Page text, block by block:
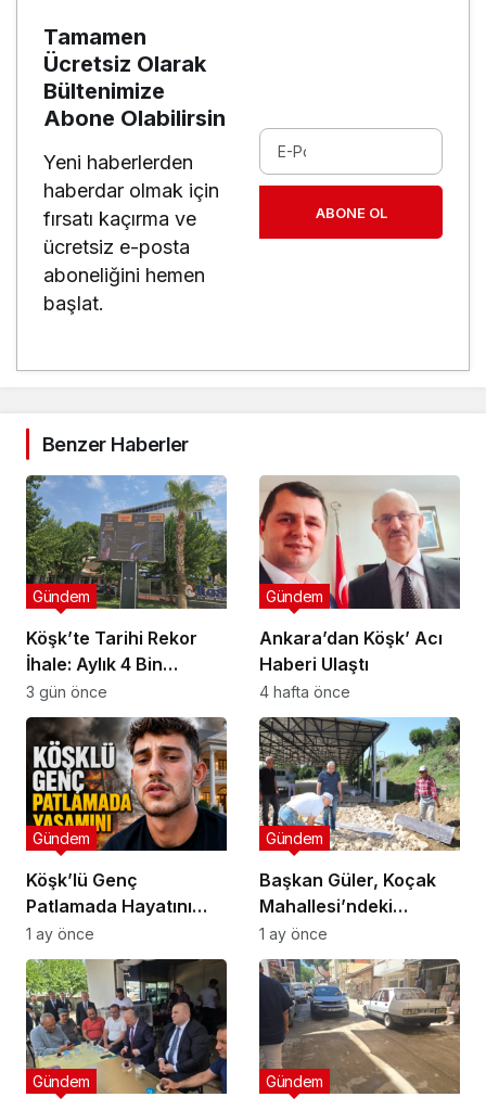
Tamamen
Ücretsiz Olarak
Bültenimize
Abone Olabilirsin
Yeni haberlerden
haberdar olmak için
fırsatı kaçırma ve
ücretsiz e-posta
aboneliğini hemen
başlat.
ABONE OL
Benzer Haberler
Köşk’te Tarihi Rekor
İhale: Aylık 4 Bin
Liradan Başladı, 251
Bin Lirada Bitti
Gündem
3 gün önce
Ankara’dan Köşk’ Acı
Haberi Ulaştı
Gündem
4 hafta önce
Köşk’lü Genç
Patlamada Hayatını
Kaybetti
Gündem
1 ay önce
Başkan Güler, Koçak
Mahallesi’ndeki
Çalışmaları İnceledi
Gündem
1 ay önce
Gündem Gündem